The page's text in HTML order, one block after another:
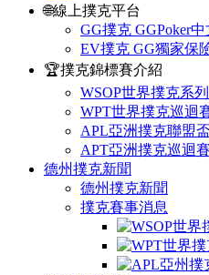
🌐線上撲克平台
GG撲克 GGPoker中
EV撲克 GG獨家保
🏆撲克錦標賽介紹
WSOP世界撲克系
WPT世界撲克巡迴
APL亞洲撲克聯盟盃
APT亞洲撲克巡迴賽
德州撲克新聞
德州撲克新聞
撲克賽事消息